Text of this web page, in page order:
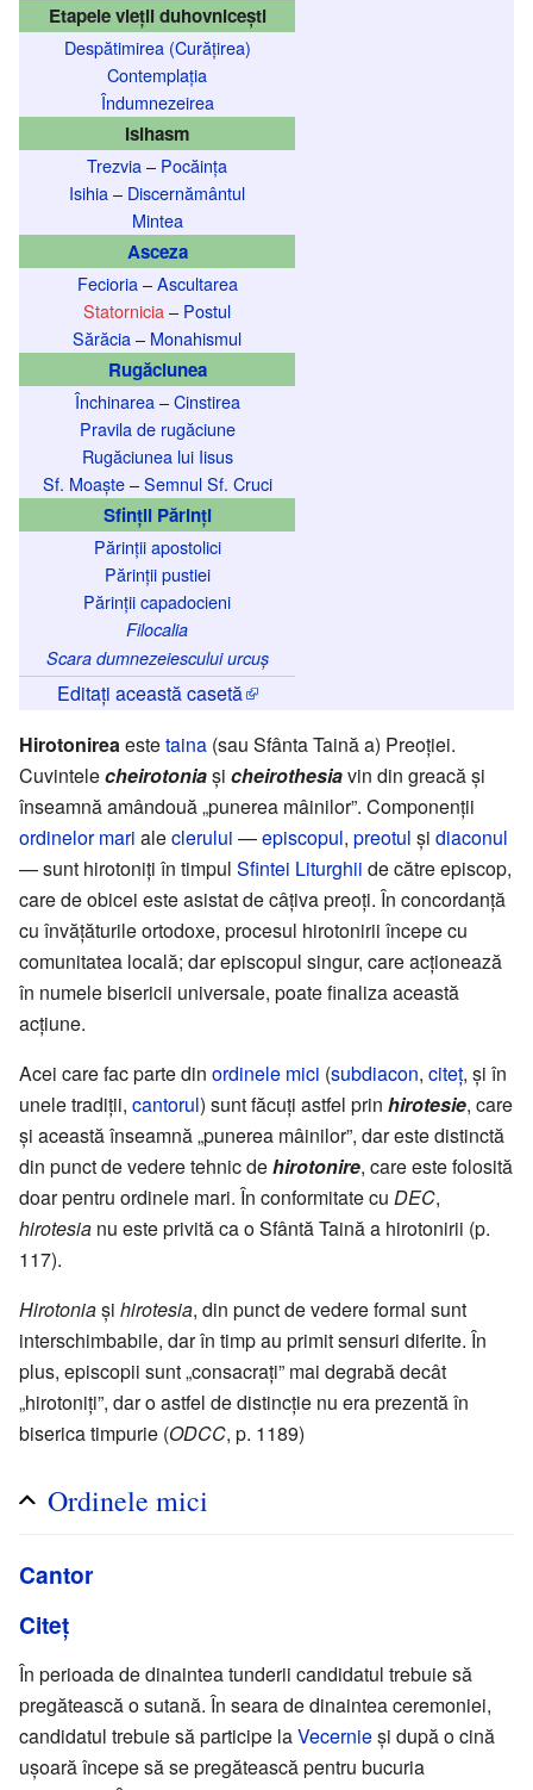
Etapele vieții duhovnicești
Despătimirea (Curățirea)
Contemplația
Îndumnezeirea
Isihasm
Trezvia– Pocăința
Isihia– Discernământul
Mintea
Asceza
Fecioria–Ascultarea
Statornicia – Postul
Sărăcia– Monahismul
Rugăciunea
Închinarea–Cinstirea
Pravila de rugăciune
Rugăciunea lui Iisus
Sf. Moaște–Semnul Sf. Cruci
Sfinții Părinți
Părinții apostolici
Părinții pustiei
Părinții capadocieni
Filocalia
Scara dumnezeiescului urcuș
Editați această casetă
Hirotonireaestetaina (sau Sfânta Taină a) Preoției.
Cuvintelecheirotoniași cheirothesiavin din greacă și
înseamnă amândouă „punerea mâinilor”. Componenții
ordinelor mari aleclerului —episcopul, preotul și diaconul
— sunt hirotoniți în timpul Sfintei Liturghii de către episcop,
care de obicei este asistat de câțiva preoți. În concordanță
cu învățăturile ortodoxe, procesul hirotonirii începe cu
comunitatea locală; dar episcopul singur, care acționează
în numele bisericii universale, poate finaliza această
acțiune.
Acei care fac parte din ordinele mici (subdiacon, citeț, și în
unele tradiții, cantorul) sunt făcuți astfel prin hirotesie, care
și această înseamnă „punerea mâinilor”, dar este distinctă
din punct de vedere tehnic dehirotonire, care este folosită
doar pentru ordinele mari. În conformitate cu DEC,
hirotesia nu este privită ca o Sfântă Taină a hirotonirii (p.
117).
Hirotoniași hirotesia, din punct de vedere formal sunt
interschimbabile, dar în timp au primit sensuri diferite. În
plus, episcopii sunt „consacrați” mai degrabă decât
„hirotoniți”, dar o astfel de distincție nu era prezentă în
biserica timpurie (ODCC, p. 1189)
Ordinele mici
Cantor
Citeț
În perioada de dinaintea tunderii candidatul trebuie să
pregătească o sutană. În seara de dinaintea ceremoniei,
candidatul trebuie să participe laVecernieși după o cină
ușoară începe să se pregătească pentru bucuria